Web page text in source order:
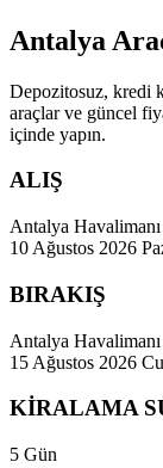
Antalya
Depozitosuz, kredi
araçlar ve güncel
içinde yapın.
ALIŞ
Antalya
10 Ağustos 2026
BIRAKIŞ
Antalya
15 Ağustos 2026
KİRALAMA
5 Gün